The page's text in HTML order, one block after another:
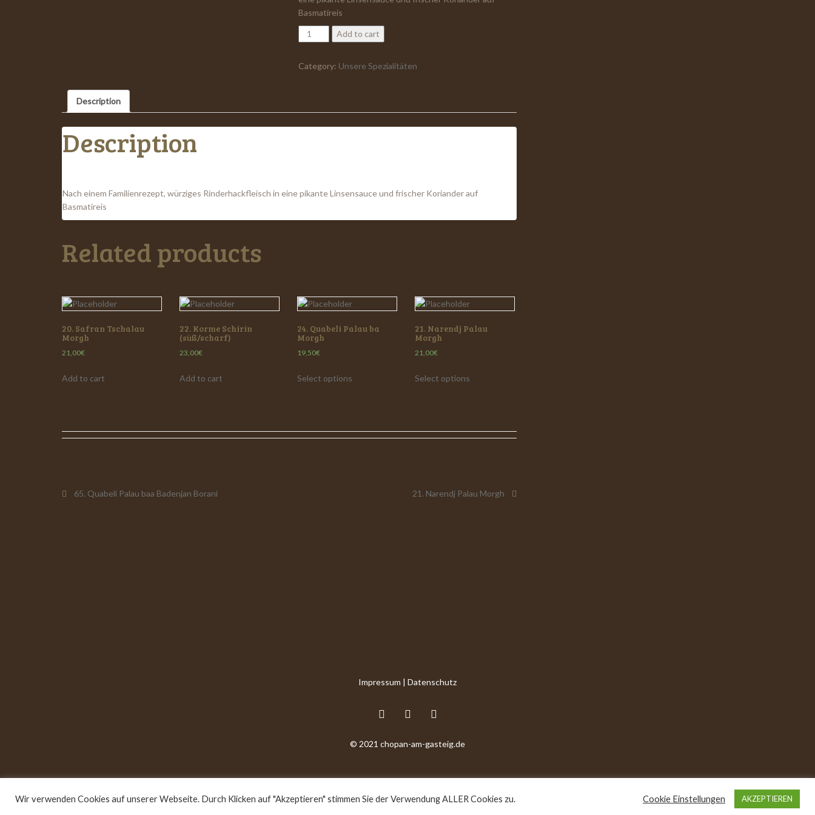
Basmatireis
27.
Kofta
quantity
Add to cart
Category: Unsere Spezialitäten
Description
Description
Nach einem Familienrezept, würziges Rinderhackfleisch in eine pikante Linsensauce und frischer Koriander auf
Basmatireis
Related products
20. Safran Tschalau
Morgh
21,00€
Add to cart
22. Korme Schirin
(süß/scharf)
23,00€
Add to cart
24. Quabeli Palau ba
Morgh
19,50€
Select options
21. Narendj Palau
Morgh
21,00€
Select options
Beitragsnavigation
65. Quabeli Palau baa Badenjan Borani 21. Narendj Palau Morgh
Impressum | Datenschutz
© 2021 chopan-am-gasteig.de
Wir verwenden Cookies auf unserer Webseite. Durch Klicken auf "Akzeptieren" stimmen Sie der Verwendung ALLER Cookies zu. Cookie Einstellungen AKZEPTIEREN